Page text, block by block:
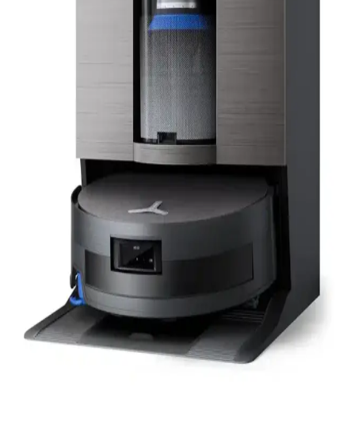
Mova P10 Pro Ultra Gen 2 Robot Süpürge
İncelemesi ve Gen 1 ile Teknik Karşılaştırması
Mova P10 Pro Ultra Gen 2, emiş gücü, paspaslama ve taban
istasyonu teknolojilerinde önemli iyileştirmeler sunuyor. Engel
algılamada değişiklikler olsa da genel temizlik performansı ve
Narwal Freo Robot Süpürge: Arıza Deneyimleri ve
Garanti Sonrası Destek Politikaları
Narwal Freo robot süpürge kullanıcıları, ürünün tekrar eden arızaları
ve sınırlı garanti sonrası destek politikaları nedeniyle yaşadıkları
zorlukları paylaşıyor. Perakendecilerin iade politikaları da kullanıcı
memnuniyetinde önemli rol oynuyor.
Reddit Verileriyle Robot Süpürge Tercihleri:
Kullanım Senaryolarına Göre Detaylı Analiz 2025-
2025-2026 Reddit verileriyle robot süpürge modellerinin evcil
hayvan tüyü, karmaşık zemin ve bakım kolaylığı gibi kullanım
senaryolarına göre tercih ve performansları incelenmiştir.